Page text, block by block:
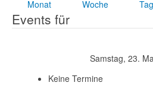
Events für
Samstag, 23.
Keine Termine